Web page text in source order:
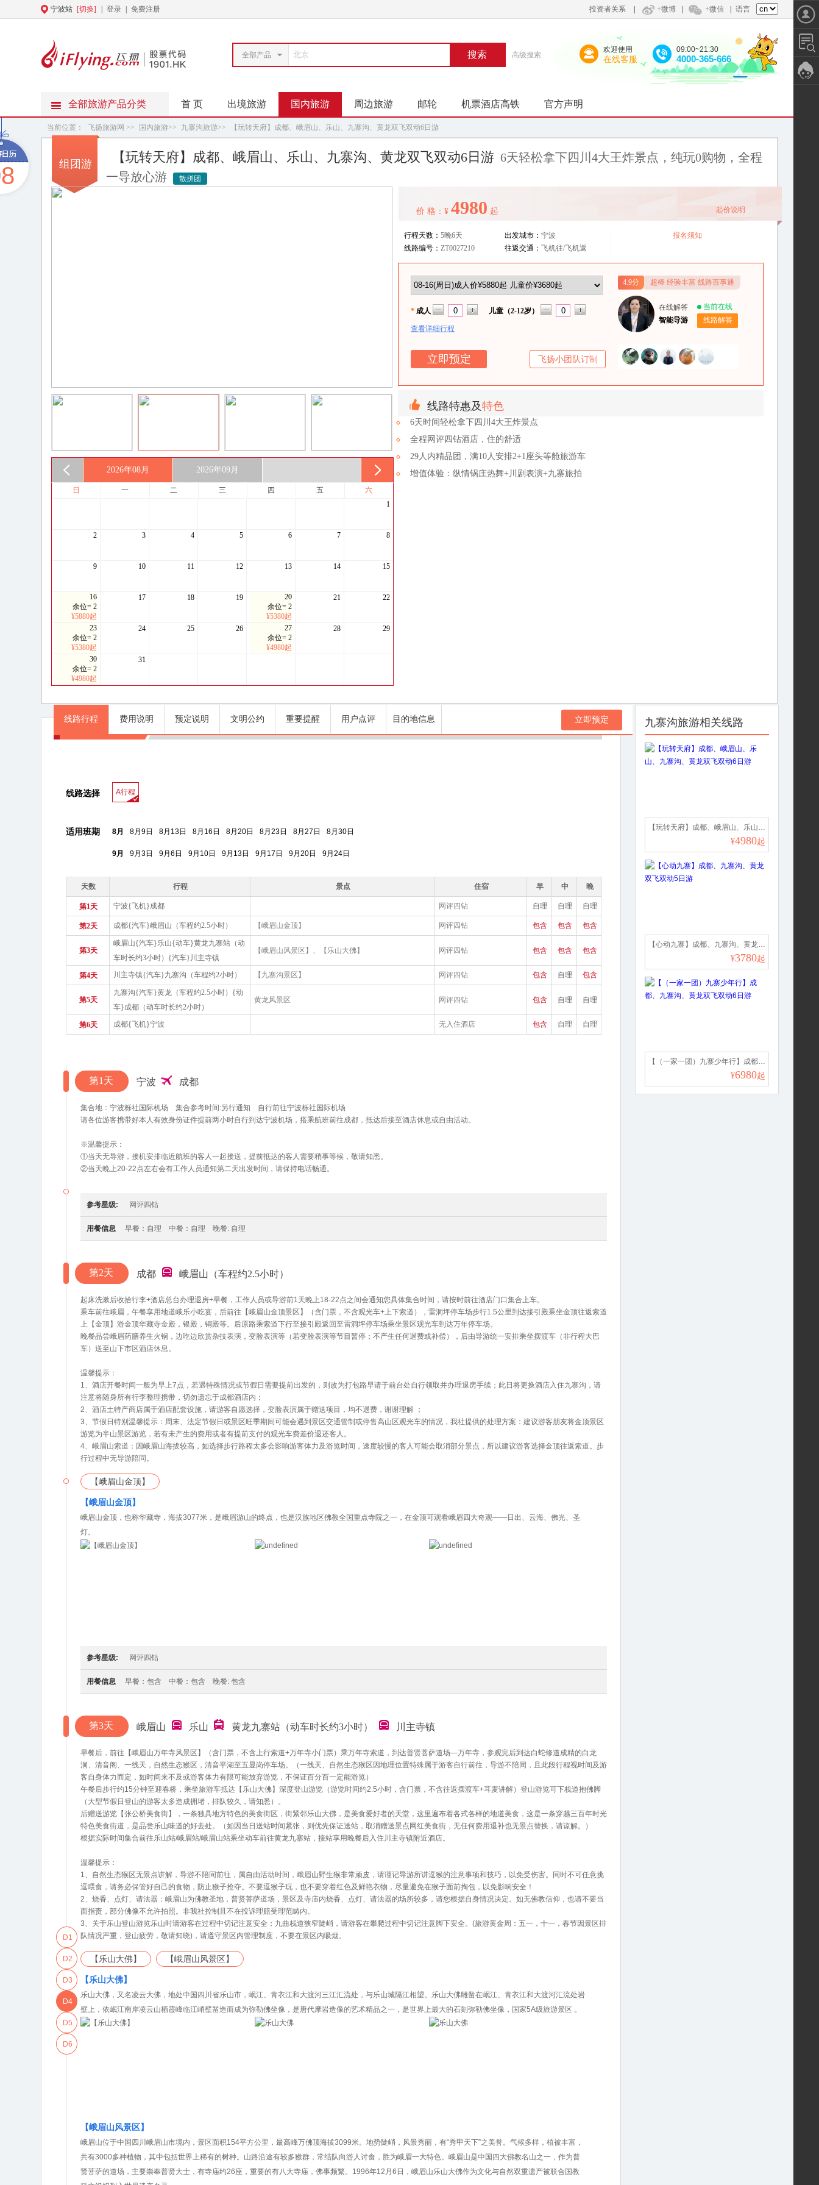
宁波站 [切换] 登录 免费注册 投资者关系 +微博 +微信 语言
全部产品 搜索 高级搜索
欢迎使用
在线客服
09:00~21:30
4000-365-666
全部旅游产品分类 首 页 出境旅游 国内旅游 周边旅游 邮轮 机票酒店高铁 官方声明
当前位置： 飞扬旅游网 >> 国内旅游>> 九寨沟旅游>> 【玩转天府】成都、峨眉山、乐山、九寨沟、黄龙双飞双动6日游
组团游 【玩转天府】成都、峨眉山、乐山、九寨沟、黄龙双飞双动6日游 6天轻松拿下四川4大王炸景点，纯玩0购物，全程
一导放心游
散拼团
2026年08月 2026年09月
日 一 二 三 四 五
六
1
2 3 4 5 6 7 8
9 10 11 12 13 14 15
16
余位= 2
¥5880起
17 18 19
20
余位= 2
¥5380起
21 22
23
余位= 2
¥5380起
24 25 26
27
余位= 2
¥4980起
28 29
30
余位= 2
¥4980起
31
价 格：¥ 4980 起 起价说明
行程天数： 5晚6天 出发城市： 宁波
线路编号： ZT0027210 往返交通： 飞机往/飞机返
报名须知
* 成人 儿童（2-12岁）
查看详细行程
飞扬小团队订制
4.9分 超棒 经验丰富 线路百事通
在线解答
智能导游
当前在线
线路解答
线路特惠及特色
6天时间轻松拿下四川4大王炸景点
全程网评四钻酒店，住的舒适
29人内精品团，满10人安排2+1座头等舱旅游车
增值体验：纵情锅庄热舞+川剧表演+九寨旅拍
线路行程 费用说明 预定说明 文明公约 重要提醒 用户点评 目的地信息 立即预定
线路选择 A行程
适用班期 8月 8月9日 8月13日 8月16日 8月20日 8月23日 8月27日 8月30日
9月 9月3日 9月6日 9月10日 9月13日 9月17日 9月20日 9月24日
天数 行程 景点 住宿 早 中 晚
第1天 宁波{飞机}成都 网评四钻 自理 自理 自理
第2天 成都{汽车}峨眉山（车程约2.5小时） 【峨眉山金顶】 网评四钻 包含 包含 包含
第3天
峨眉山{汽车}乐山{动车}黄龙九寨站（动
车时长约3小时）{汽车}川主寺镇
【峨眉山风景区】、【乐山大佛】 网评四钻 包含 包含 包含
第4天 川主寺镇{汽车}九寨沟（车程约2小时） 【九寨沟景区】 网评四钻 包含 自理 包含
第5天
九寨沟{汽车}黄龙（车程约2.5小时）{动
车}成都（动车时长约2小时）
黄龙风景区 网评四钻 包含 自理 自理
第6天 成都{飞机}宁波 无入住酒店 包含 自理 自理
D1
D2
D3
D4
D5
D6
第1天 宁波 成都
集合地：宁波栎社国际机场 集合参考时间:另行通知 自行前往宁波栎社国际机场
请各位游客携带好本人有效身份证件提前两小时自行到达宁波机场，搭乘航班前往成都，抵达后接至酒店休息或自由活动。
※温馨提示：
①当天无导游，接机安排临近航班的客人一起接送，提前抵达的客人需要稍事等候，敬请知悉。
②当天晚上20-22点左右会有工作人员通知第二天出发时间，请保持电话畅通。
参考星级: 网评四钻
用餐信息 早餐：自理 中餐：自理 晚餐: 自理
第2天 成都 峨眉山（车程约2.5小时）
起床洗漱后收拾行李+酒店总台办理退房+早餐，工作人员或导游前1天晚上18-22点之间会通知您具体集合时间，请按时前往酒店门口集合上车。
乘车前往峨眉，午餐享用地道峨乐小吃宴，后前往【峨眉山金顶景区】（含门票，不含观光车+上下索道），雷洞坪停车场步行1.5公里到达接引殿乘坐金顶往返索道
上【金顶】游金顶华藏寺金殿，银殿，铜殿等。后原路乘索道下行至接引殿返回至雷洞坪停车场乘坐景区观光车到达万年停车场。
晚餐品尝峨眉药膳养生火锅，边吃边欣赏杂技表演，变脸表演等（若变脸表演等节目暂停；不产生任何退费或补偿），后由导游统一安排乘坐摆渡车（非行程大巴
车）送至山下市区酒店休息。
温馨提示：
1、酒店开餐时间一般为早上7点，若遇特殊情况或节假日需要提前出发的，则改为打包路早请于前台处自行领取并办理退房手续；此日将更换酒店入住九寨沟，请
注意将随身所有行李整理携带，切勿遗忘于成都酒店内；
2、酒店土特产商店属于酒店配套设施，请游客自愿选择，变脸表演属于赠送项目，均不退费，谢谢理解 ；
3、节假日特别温馨提示：周末、法定节假日或景区旺季期间可能会遇到景区交通管制或停售高山区观光车的情况，我社提供的处理方案：建议游客朋友将金顶景区
游览为半山景区游览，若有未产生的费用或者有提前支付的观光车费差价退还客人。
4、峨眉山索道：因峨眉山海拔较高，如选择步行路程太多会影响游客体力及游览时间，速度较慢的客人可能会取消部分景点，所以建议游客选择金顶往返索道。步
行过程中无导游陪同。
【峨眉山金顶】
【峨眉山金顶】
峨眉山金顶，也称华藏寺，海拔3077米，是峨眉游山的终点，也是汉族地区佛教全国重点寺院之一，在金顶可观看峨眉四大奇观——日出、云海、佛光、圣
灯。
参考星级: 网评四钻
用餐信息 早餐：包含 中餐：包含 晚餐: 包含
第3天 峨眉山 乐山 黄龙九寨站（动车时长约3小时） 川主寺镇
早餐后，前往【峨眉山万年寺风景区】（含门票，不含上行索道+万年寺小门票）乘万年寺索道，到达普贤菩萨道场—万年寺，参观完后到达白蛇修道成精的白龙
洞、清音阁、一线天，自然生态猴区，清音平湖至五显岗停车场。（一线天、自然生态猴区因地理位置特殊属于游客自行前往，导游不陪同，且此段行程视时间及游
客自身体力而定，如时间来不及或游客体力有限可能放弃游览，不保证百分百一定能游览）
午餐后步行约15分钟至迎春桥，乘坐旅游车抵达【乐山大佛】深度登山游览（游览时间约2.5小时，含门票，不含往返摆渡车+耳麦讲解）登山游览可下栈道抱佛脚
（大型节假日登山的游客太多造成拥堵，排队较久，请知悉）。
后赠送游览【张公桥美食街】，一条独具地方特色的美食街区，街紧邻乐山大佛，是美食爱好者的天堂，这里遍布着各式各样的地道美食，这是一条穿越三百年时光
特色美食街道，是品尝乐山味道的好去处。（如因当日送站时间紧张，则优先保证送站，取消赠送景点网红美食街，无任何费用退补也无景点替换，请谅解。）
根据实际时间集合前往乐山站/峨眉站/峨眉山站乘坐动车前往黄龙九寨站，接站享用晚餐后入住川主寺镇附近酒店。
温馨提示：
1、自然生态猴区无景点讲解，导游不陪同前往，属自由活动时间，峨眉山野生猴非常顽皮，请谨记导游所讲逗猴的注意事项和技巧，以免受伤害。同时不可任意挑
逗喂食，请务必保管好自己的食物，防止猴子抢夺。不要逗猴子玩，也不要穿着红色及鲜艳衣物，尽量避免在猴子面前掏包，以免影响安全！
2、烧香、点灯、请法器：峨眉山为佛教圣地，普贤菩萨道场，景区及寺庙内烧香、点灯、请法器的场所较多，请您根据自身情况决定。如无佛教信仰，也请不要当
面指责，部分佛像不允许拍照。非我社控制且不在投诉理赔受理范畴内。
3、关于乐山登山游览乐山时请游客在过程中切记注意安全；九曲栈道狭窄陡峭，请游客在攀爬过程中切记注意脚下安全。(旅游黄金周：五一，十一，春节因景区排
队情况严重，登山疲劳，敬请知晓)，请遵守景区内管理制度，不要在景区内吸烟。
【乐山大佛】 【峨眉山风景区】
【乐山大佛】
乐山大佛，又名凌云大佛，地处中国四川省乐山市，岷江、青衣江和大渡河三江汇流处，与乐山城隔江相望。乐山大佛雕凿在岷江、青衣江和大渡河汇流处岩
壁上，依岷江南岸凌云山栖霞峰临江峭壁凿造而成为弥勒佛坐像，是唐代摩岩造像的艺术精品之一，是世界上最大的石刻弥勒佛坐像，国家5A级旅游景区 。
【峨眉山风景区】
峨眉山位于中国四川峨眉山市境内，景区面积154平方公里，最高峰万佛顶海拔3099米。地势陡峭，风景秀丽，有“秀甲天下”之美誉。气候多样，植被丰富，
共有3000多种植物，其中包括世界上稀有的树种。山路沿途有较多猴群，常结队向游人讨食，胜为峨眉一大特色。峨眉山是中国四大佛教名山之一，作为普
贤菩萨的道场，主要崇奉普贤大士，有寺庙约26座，重要的有八大寺庙，佛事频繁。1996年12月6日，峨眉山乐山大佛作为文化与自然双重遗产被联合国教
九寨沟旅游相关线路
【玩转天府】成都、峨眉山、乐山、九寨沟、黄龙双飞双动6日游
¥4980起
【心动九寨】成都、九寨沟、黄龙双飞双动5日游
¥3780起
【（一家一团）九寨少年行】成都、九寨沟、黄龙双飞双动6日游
¥6980起